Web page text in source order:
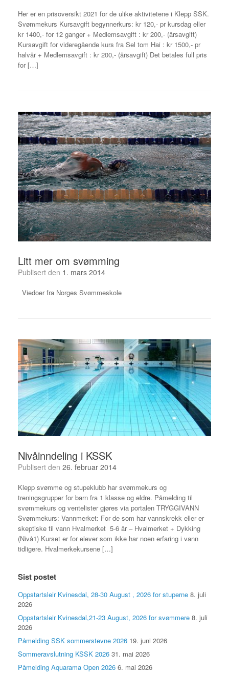
Her er en prisoversikt 2021 for de ulike aktivitetene i Klepp SSK.
Svømmekurs Kursavgift begynnerkurs: kr 120,- pr kursdag eller
kr 1400,- for 12 ganger + Medlemsavgift : kr 200,- (årsavgift)
Kursavgift for videregående kurs fra Sel tom Hai : kr 1500,- pr
halvår + Medlemsavgift : kr 200,- (årsavgift) Det betales full pris
for […]
Litt mer om svømming
Publisert den 1. mars 2014
Viedoer fra Norges Svømmeskole
Nivåinndeling i KSSK
Publisert den 26. februar 2014
Klepp svømme og stupeklubb har svømmekurs og
treningsgrupper for barn fra 1 klasse og eldre. Påmelding til
svømmekurs og ventelister gjøres via portalen TRYGGIVANN
Svømmekurs: Vannmerket: For de som har vannskrekk eller er
skeptiske til vann Hvalmerket 5-6 år – Hvalmerket + Dykking
(Nivå1) Kurset er for elever som ikke har noen erfaring i vann
tidligere. Hvalmerkekursene […]
Sist postet
Oppstartsleir Kvinesdal, 28-30 August , 2026 for stuperne 8. juli
2026
Oppstartsleir Kvinesdal,21-23 August, 2026 for svømmere 8. juli
2026
Påmelding SSK sommerstevne 2026 19. juni 2026
Sommeravslutning KSSK 2026 31. mai 2026
Påmelding Aquarama Open 2026 6. mai 2026